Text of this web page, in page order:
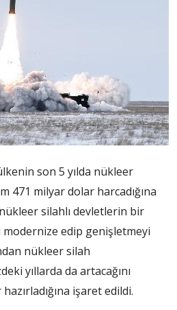
son 5 yılda nükleer
471 milyar dolar harcadığına
silahlı devletlerin bir
edip genişletmeyi
nükleer silah
yıllarda da artacağını
işaret edildi.